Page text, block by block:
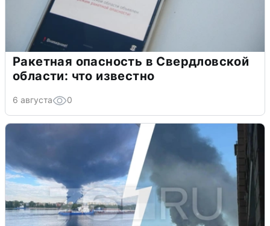
Ракетная опасность в Свердловской
области: что известно
6 августа 0